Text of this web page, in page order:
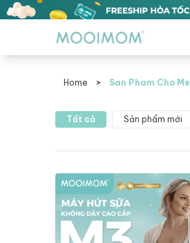
Home > San Pham Cho Me
san pham cho me
Tất cả Sản phẩm mới